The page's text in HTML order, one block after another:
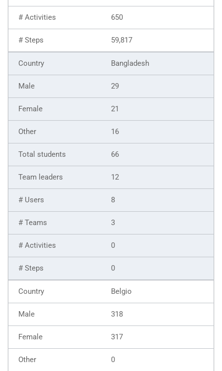
650
59,817
Bangladesh
29
21
16
66
12
8
3
0
0
Belgio
318
317
0